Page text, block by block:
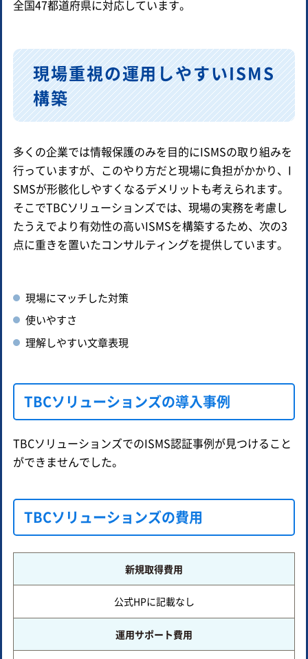
全国47都道府県に対応しています。
現場重視の運用しやすいISMS
構築
多くの企業では情報保護のみを目的にISMSの取り組みを
行っていますが、このやり方だと現場に負担がかかり、I
SMSが形骸化しやすくなるデメリットも考えられます。
そこでTBCソリューションズでは、現場の実務を考慮し
たうえでより有効性の高いISMSを構築するため、次の3
点に重きを置いたコンサルティングを提供しています。
現場にマッチした対策
使いやすさ
理解しやすい文章表現
TBCソリューションズの導入事例
TBCソリューションズでのISMS認証事例が見つけること
ができませんでした。
TBCソリューションズの費用
新規取得費用
公式HPに記載なし
運用サポート費用